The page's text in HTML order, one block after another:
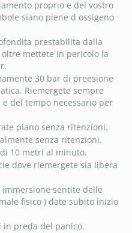
proprio e del vostro
siano piene d ossigeno
prestabilita dalla
mettete in pericolo la
30 bar di preesione
Riemergete sempre
del tempo necessario per
piano senza ritenzioni.
senza ritenzioni.
10 metri al minuto.
dove riemergete sia libera
sentite delle
fisico ) date subito inizio
in preda del panico.